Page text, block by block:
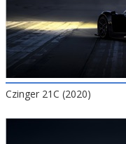
Czinger 21C (2020)